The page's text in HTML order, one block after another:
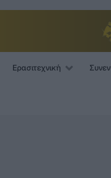
Ερασιτεχνική